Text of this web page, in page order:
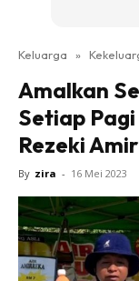
Keluarga »
Amalkan
Setiap
Rezeki
By zira - 16 Mei 2023